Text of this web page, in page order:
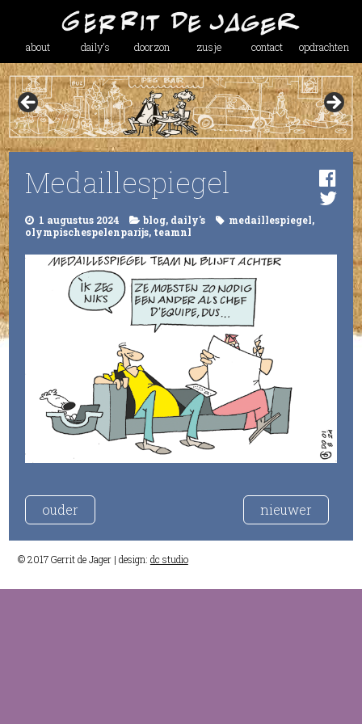
about daily’s doorzon zusje contact opdrachten
Medaillespiegel
1 augustus 2024 blog, daily's medaillespiegel,
olympischespelenparijs, teamnl
ouder nieuwer
© 2017 Gerrit de Jager | design: dc studio